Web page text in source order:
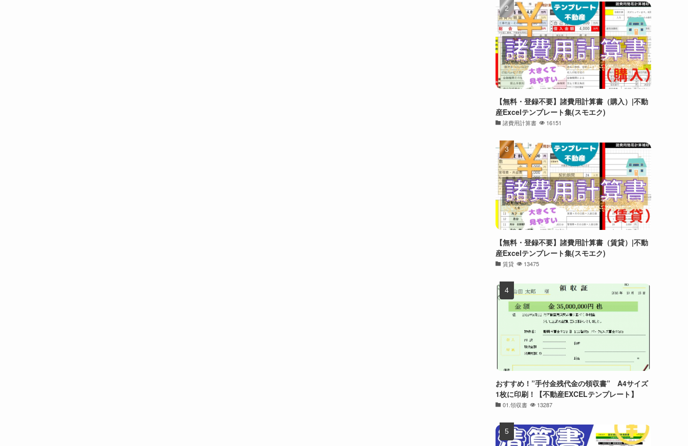
【無料・登録不要】諸費用計算書（購入）|不動
産Excelテンプレート集(スモエク)
諸費用計算書 16151
【無料・登録不要】諸費用計算書（賃貸）|不動
産Excelテンプレート集(スモエク)
賃貸 13475
おすすめ！”手付金残代金の領収書” A4サイズ
1枚に印刷！【不動産EXCELテンプレート】
01.領収書 13287